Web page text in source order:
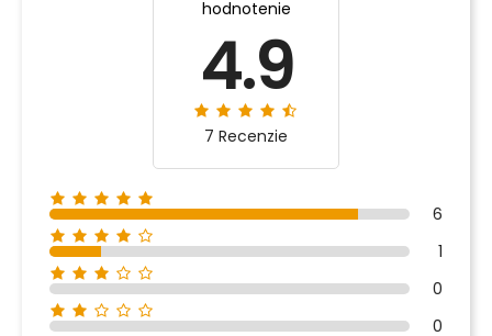
hodnotenie
4.9
7 Recenzie
6
1
0
0